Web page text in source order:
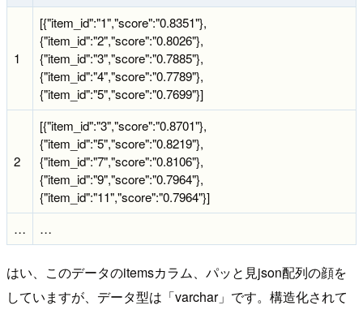
1
[{"item_id":"1","score":"0.8351"},
{"item_id":"2","score":"0.8026"},
{"item_id":"3","score":"0.7885"},
{"item_id":"4","score":"0.7789"},
{"item_id":"5","score":"0.7699"}]
2
[{"item_id":"3","score":"0.8701"},
{"item_id":"5","score":"0.8219"},
{"item_id":"7","score":"0.8106"},
{"item_id":"9","score":"0.7964"},
{"item_id":"11","score":"0.7964"}]
…
…
はい、このデータのitemsカラム、パッと見json配列の顔を
していますが、データ型は「varchar」です。構造化されて